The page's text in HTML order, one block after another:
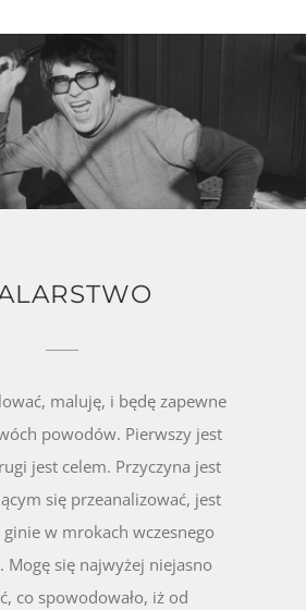
maluję, i będę zapewne
powodów. Pierwszy jest
jest celem. Przyczyna jest
się przeanalizować, jest
w mrokach wczesnego
Mogę się najwyżej niejasno
co spowodowało, iż od